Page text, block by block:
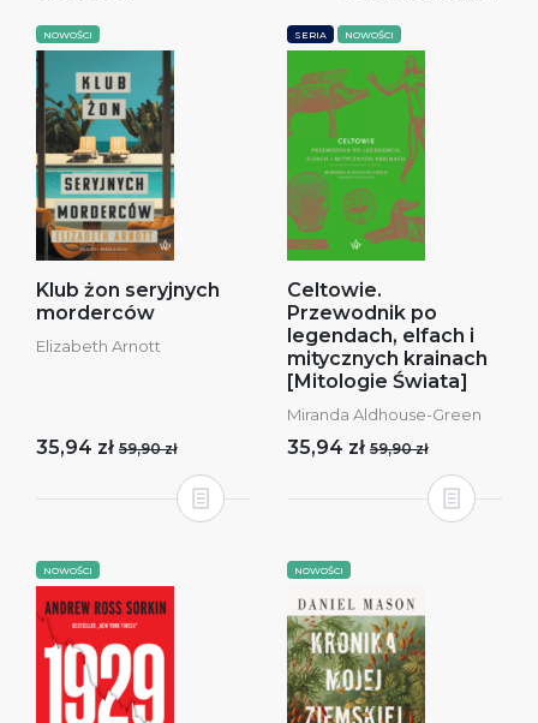
NOWOŚCI
Klub żon seryjnych
morderców
Elizabeth Arnott
35,94 zł 59,90 zł
SERIA NOWOŚCI
Celtowie.
Przewodnik po
legendach, elfach i
mitycznych krainach
[Mitologie Świata]
Miranda Aldhouse-Green
35,94 zł 59,90 zł
NOWOŚCI NOWOŚCI